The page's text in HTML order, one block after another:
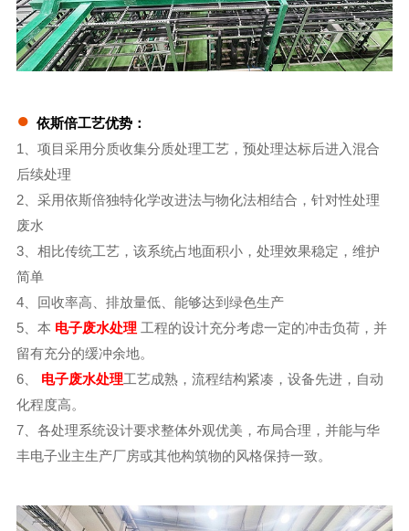
● 依斯倍工艺优势：
1、项目采用分质收集分质处理工艺，预处理达标后进入混合
后续处理
2、采用依斯倍独特化学改进法与物化法相结合，针对性处理
废水
3、相比传统工艺，该系统占地面积小，处理效果稳定，维护
简单
4、回收率高、排放量低、能够达到绿色生产
5、本 电子废水处理 工程的设计充分考虑一定的冲击负荷，并
留有充分的缓冲余地。
6、 电子废水处理工艺成熟，流程结构紧凑，设备先进，自动
化程度高。
7、各处理系统设计要求整体外观优美，布局合理，并能与华
丰电子业主生产厂房或其他构筑物的风格保持一致。